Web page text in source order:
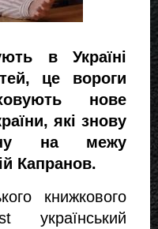
в Україні
це вороги
нове
які знову
на межу
Капранов.
книжкового
український